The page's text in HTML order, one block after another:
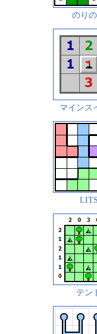
のり
マインス
LITS
テン